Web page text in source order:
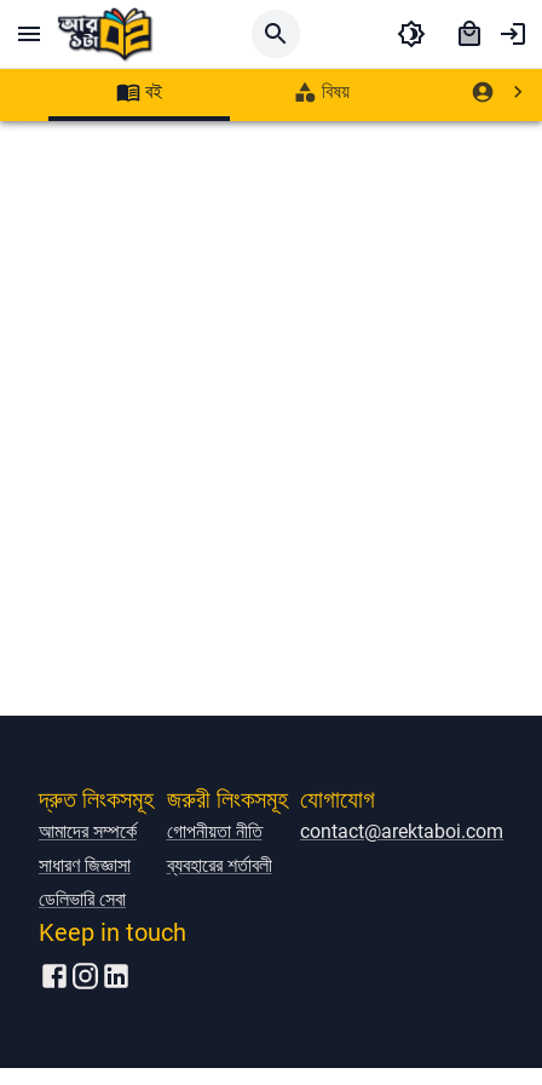
বই বিষয় লেখক
দ্রুত লিংকসমূহ
আমাদের সম্পর্কে
সাধারণ জিজ্ঞাসা
ডেলিভারি সেবা
জরুরী লিংকসমূহ
গোপনীয়তা নীতি
ব্যবহারের শর্তাবলী
যোগাযোগ
contact@arektaboi.com
Keep in touch